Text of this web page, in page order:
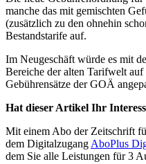
manche das mit gemischten
(zusätzlich zu den ohnehin
Bestandstarife auf.
Im Neugeschäft würde es mit
Bereiche der alten Tarifwelt
Gebührensätze der GOÄ
Hat dieser Artikel Ihr
Mit einem Abo der Zeitschrift
dem Digitalzugang AboPlus
dem Sie alle Leistungen für 3